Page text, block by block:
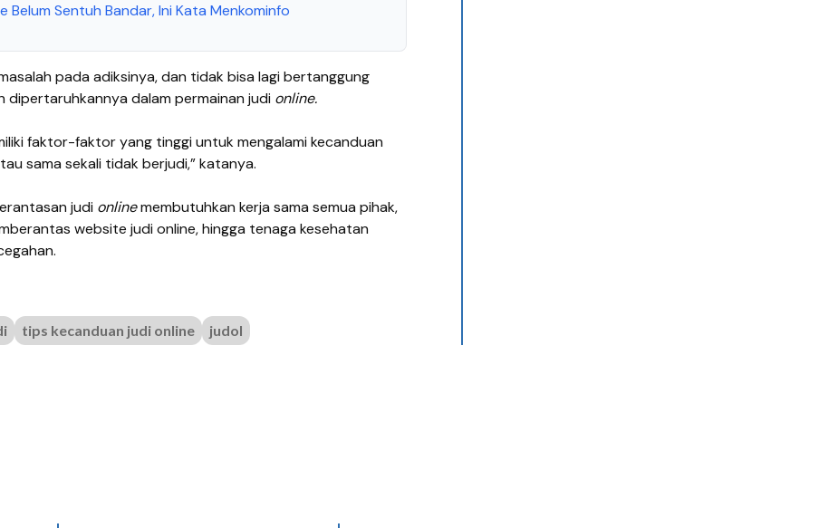
Belum Sentuh Bandar, Ini Kata Menkominfo
pada adiksinya, dan tidak bisa lagi bertanggung
dalam permainan judi online.
faktor-faktor yang tinggi untuk mengalami kecanduan
sama sekali tidak berjudi,” katanya.
judi onlinemembutuhkan kerja sama semua pihak,
website judi online, hingga tenaga kesehatan
tips kecanduan judi online judol